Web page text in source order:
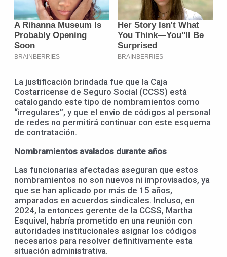
La justificación brindada fue que la Caja
Costarricense de Seguro Social (CCSS) está
catalogando este tipo de nombramientos como
“irregulares”, y que el envío de códigos al personal
de redes no permitirá continuar con este esquema
de contratación.
Nombramientos avalados durante años
Las funcionarias afectadas aseguran que estos
nombramientos no son nuevos ni improvisados, ya
que se han aplicado por más de 15 años,
amparados en acuerdos sindicales. Incluso, en
2024, la entonces gerente de la CCSS, Martha
Esquivel, habría prometido en una reunión con
autoridades institucionales asignar los códigos
necesarios para resolver definitivamente esta
situación administrativa.